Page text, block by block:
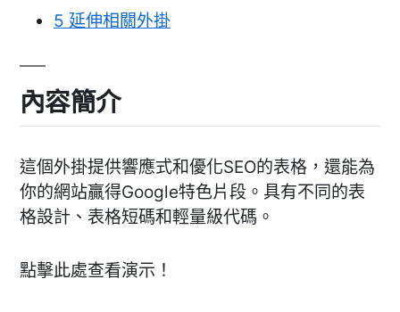
5 延伸相關外掛
內容簡介
這個外掛提供響應式和優化SEO的表格，還能為
你的網站贏得Google特色片段。具有不同的表
格設計、表格短碼和輕量級代碼。
點擊此處查看演示！